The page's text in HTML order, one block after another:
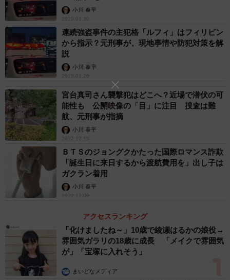
小川 泰平
2023.01.30
連続強盗事件の主犯格「ルフィ」はフィリピン
から指示？元刑事が、現地事情や防犯対策を解
説
小川 泰平
2023.01.26
宮台真司さん襲撃犯はどこへ？近場で潜伏の可
能性も 公開映像の「目」に注目 捜査は難
航、元刑事が指摘
小川 泰平
2022.12.15
ＢＴＳのジョングクかたった国際ロマンス詐欺
「誕生日に来日するから渡航費用を」出し子は
ガクラン着用
小川 泰平
2022.12.09
アクセスランキング
「化けましたね～」10歳で綾瀬はるかの娘役→
雰囲気ガラリの18歳に成長 「メイクで雰囲気
が」「宝塚に入れそう」
まいどなメディア